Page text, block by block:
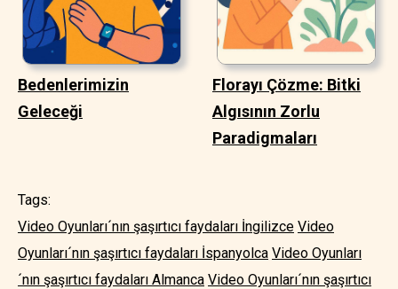
Bedenlerimizin
Geleceği
Florayı Çözme: Bitki
Algısının Zorlu
Paradigmaları
Tags:
Video Oyunları´nın şaşırtıcı faydaları İngilizce Video
Oyunları´nın şaşırtıcı faydaları İspanyolca Video Oyunları
´nın şaşırtıcı faydaları Almanca Video Oyunları´nın şaşırtıcı